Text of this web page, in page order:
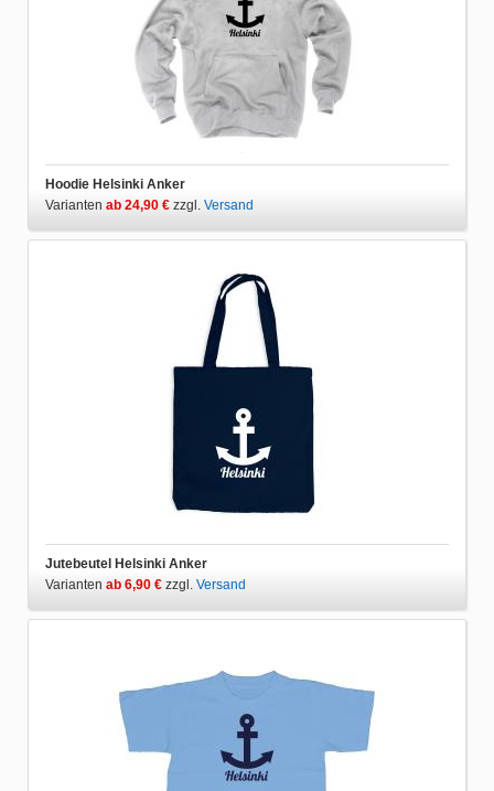
Hoodie Helsinki Anker
Varianten ab 24,90 € zzgl. Versand
Jutebeutel Helsinki Anker
Varianten ab 6,90 € zzgl. Versand